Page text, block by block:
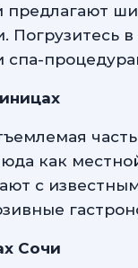
Погрузитесь
спа-
как
с
Сочи